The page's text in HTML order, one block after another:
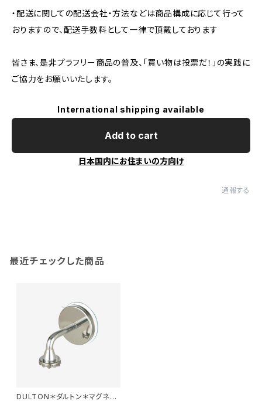
・配送に関しての配送会社・方法などは商品構成に応じて行って
おりますので、配送手数料として一律で頂戴しております
皆さま、是非プラフリー商品の普及、「買い物は投票だ！」の実践に
ご協力をお願いいたします。
International shipping available
Add to cart
日本国内にお住まいの方向け
通報する
最近チェックした商品
DULTON＊ダルトン＊マグネテ